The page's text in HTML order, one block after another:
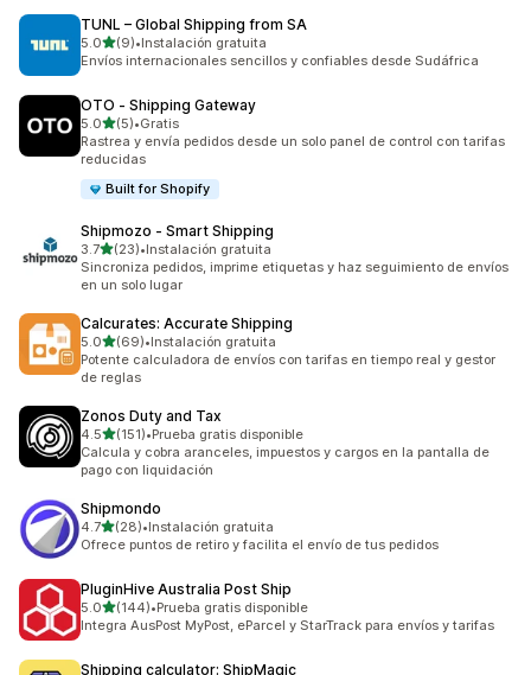
TUNL – Global Shipping from SA
5.0de 5 estrellas
(9)
9 reseñas en total
•Instalación gratuita
Envíos internacionales sencillos y confiables desde Sudáfrica
OTO ‑ Shipping Gateway
5.0de 5 estrellas
(5)
5 reseñas en total
•Gratis
Rastrea y envía pedidos desde un solo panel de control con tarifas
reducidas
Built for Shopify
Shipmozo ‑ Smart Shipping
3.7de 5 estrellas
(23)
23 reseñas en total
•Instalación gratuita
Sincroniza pedidos, imprime etiquetas y haz seguimiento de envíos
en un solo lugar
Calcurates: Accurate Shipping
5.0de 5 estrellas
(69)
69 reseñas en total
•Instalación gratuita
Potente calculadora de envíos con tarifas en tiempo real y gestor
de reglas
Zonos Duty and Tax
4.5de 5 estrellas
(151)
151 reseñas en total
•Prueba gratis disponible
Calcula y cobra aranceles, impuestos y cargos en la pantalla de
pago con liquidación
Shipmondo
4.7de 5 estrellas
(28)
28 reseñas en total
•Instalación gratuita
Ofrece puntos de retiro y facilita el envío de tus pedidos
PluginHive Australia Post Ship
5.0de 5 estrellas
(144)
144 reseñas en total
•Prueba gratis disponible
Integra AusPost MyPost, eParcel y StarTrack para envíos y tarifas
Shipping calculator: ShipMagic